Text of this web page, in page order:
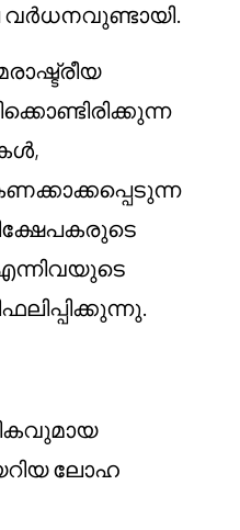
വർധനവുണ്ടായി.
ലോഹ